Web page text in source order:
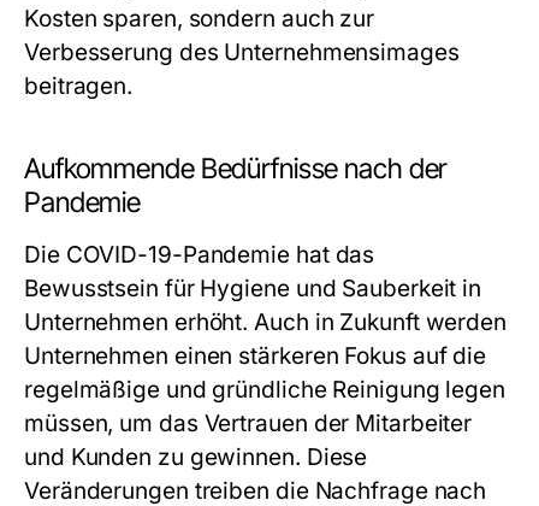
Kosten sparen, sondern auch zur
Verbesserung des Unternehmensimages
beitragen.
Aufkommende Bedürfnisse nach der
Pandemie
Die COVID-19-Pandemie hat das
Bewusstsein für Hygiene und Sauberkeit in
Unternehmen erhöht. Auch in Zukunft werden
Unternehmen einen stärkeren Fokus auf die
regelmäßige und gründliche Reinigung legen
müssen, um das Vertrauen der Mitarbeiter
und Kunden zu gewinnen. Diese
Veränderungen treiben die Nachfrage nach